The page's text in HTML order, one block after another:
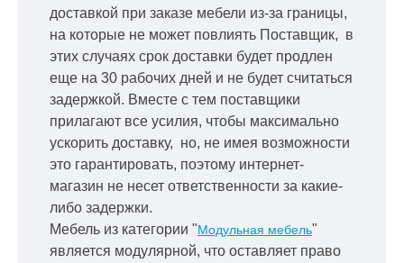
доставкой при заказе мебели из-за границы,
на которые не может повлиять Поставщик, в
этих случаях срок доставки будет продлен
еще на 30 рабочих дней и не будет считаться
задержкой. Вместе с тем поставщики
прилагают все усилия, чтобы максимально
ускорить доставку, но, не имея возможности
это гарантировать, поэтому интернет-
магазин не несет ответственности за какие-
либо задержки.
Мебель из категории "Модульная мебель"
является модулярной, что оставляет право